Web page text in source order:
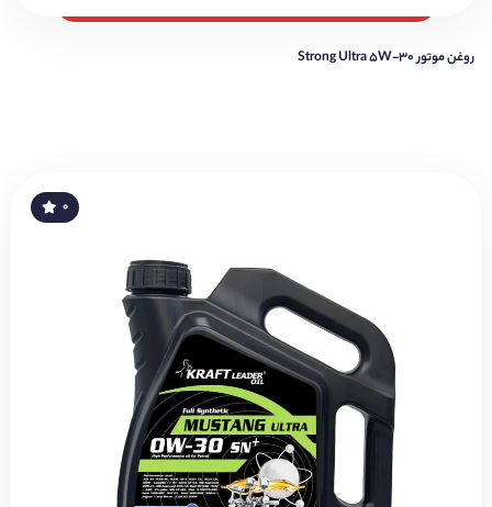
روغن موتور Strong Ultra 5W-30
۰